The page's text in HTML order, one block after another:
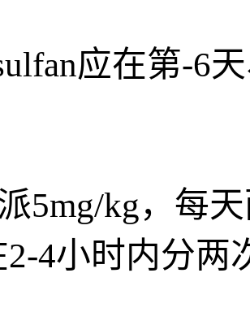
应在第-6
5mg/kg，每
2-4小时内分两